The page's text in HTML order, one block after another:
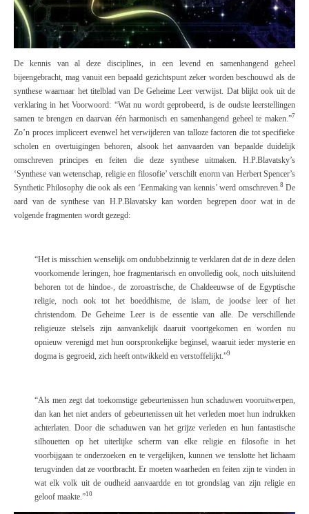
De kennis van al deze disciplines, in een levend en samenhangend geheel
bijeengebracht, mag vanuit een bepaald gezichtspunt zeker worden beschouwd als de
synthese waarnaar het titelblad van De Geheime Leer verwijst. Dat blijkt ook uit de
verklaring in hetVoorwoord: “Wat nu wordt geprobeerd, is de oudste leerstellingen
samen te brengen en daarvan één harmonisch en samenhangend geheel te maken.”7
Zo’n proces impliceert evenwel het verwijderen van talloze factoren die tot specifieke
scholen en overtuigingen behoren, alsook het aanvaarden van bepaalde duidelijk
omschreven principes en feiten die deze synthese uitmaken. H.P.Blavatsky’s
‘Synthese van wetenschap, religie en filosofie’ verschilt enorm van Herbert Spencer’s
Synthetic Philosophy die ook als een ‘Eenmaking van kennis’ werd omschreven.8 De
aard van de synthese van H.P.Blavatsky kan worden begrepen door wat in de
volgende fragmenten wordt gezegd:
“Het is misschien wenselijk om ondubbelzinnig te verklaren dat de in deze delen
voorkomende leringen, hoe fragmentarisch en onvolledig ook, noch uitsluitend
behoren tot de hindoe-, de zoroastrische, de Chaldeeuwse of de Egyptische
religie, noch ook tot het boeddhisme, de islam, de joodse leer of het
christendom. De Geheime Leer is de essentie van alle. De verschillende
religieuze stelsels zijn aanvankelijk daaruit voortgekomen en worden nu
opnieuw verenigd met hun oorspronkelijke beginsel, waaruit ieder mysterie en
dogma is gegroeid, zich heeft ontwikkeld en verstoffelijkt.”9
“Als men zegt dat toekomstige gebeurtenissen hun schaduwen vooruitwerpen,
dan kan het niet anders of gebeurtenissen uit het verleden moet hun indrukken
achterlaten. Door die schaduwen van het grijze verleden en hun fantastische
silhouetten op het uiterlijke scherm van elke religie en filosofie in het
voorbijgaan te onderzoeken en te vergelijken, kunnen we tenslotte het lichaam
terugvinden dat ze voortbracht. Er moeten waarheden en feiten zijn te vinden in
wat elk volk uit de oudheid aanvaardde en tot grondslag van zijn religie en
geloof maakte.”10